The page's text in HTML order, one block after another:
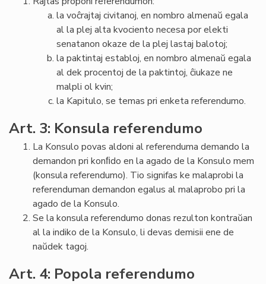
la voĉrajtaj civitanoj, en nombro almenaŭ egala
al la plej alta kvociento necesa por elekti
senatanon okaze de la plej lastaj balotoj;
la paktintaj establoj, en nombro almenaŭ egala
al dek procentoj de la paktintoj, ĉiukaze ne
malpli ol kvin;
la Kapitulo, se temas pri enketa referendumo.
Art. 3: Konsula referendumo
La Konsulo povas aldoni al referenduma demando la
demandon pri konﬁdo en la agado de la Konsulo mem
(konsula referendumo). Tio signifas ke malaprobi la
referenduman demandon egalus al malaprobo pri la
agado de la Konsulo.
Se la konsula referendumo donas rezulton kontraŭan
al la indiko de la Konsulo, li devas demisii ene de
naŭdek tagoj.
Art. 4: Popola referendumo